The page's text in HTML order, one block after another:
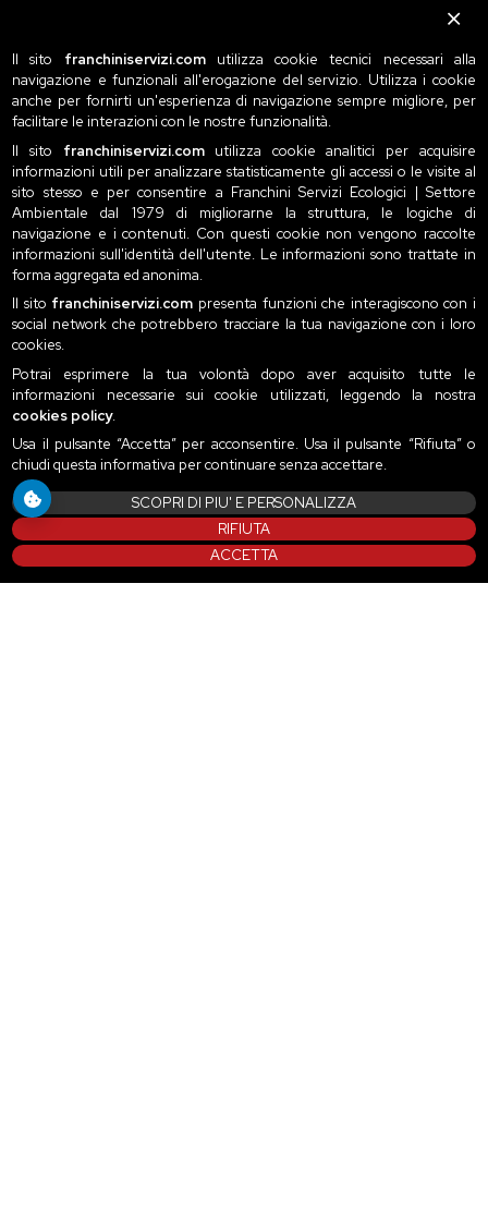
Il sito franchiniservizi.comutilizza cookie tecnici necessari alla
navigazione e funzionali all'erogazione del servizio. Utilizza i cookie
anche per fornirti un'esperienza di navigazione sempre migliore, per
facilitare le interazioni con le nostre funzionalità.
Il sito franchiniservizi.comutilizza cookie analitici per acquisire
informazioni utili per analizzare statisticamente gli accessi o le visite al
sito stesso e per consentire a Franchini Servizi Ecologici | Settore
Ambientale dal 1979 di migliorarne la struttura, le logiche di
navigazione e i contenuti. Con questi cookie non vengono raccolte
informazioni sull'identità dell'utente. Le informazioni sono trattate in
forma aggregata ed anonima.
Il sito franchiniservizi.com presenta funzioni che interagiscono con i
social network che potrebbero tracciare la tua navigazione con i loro
cookies.
Potrai esprimere la tua volontà dopo aver acquisito tutte le
informazioni necessarie sui cookie utilizzati, leggendo la nostra
cookies policy.
Usa il pulsante “Accetta” per acconsentire. Usa il pulsante “Rifiuta” o
chiudi questa informativa per continuare senza accettare.
SCOPRI DI PIU' E PERSONALIZZA
RIFIUTA
ACCETTA